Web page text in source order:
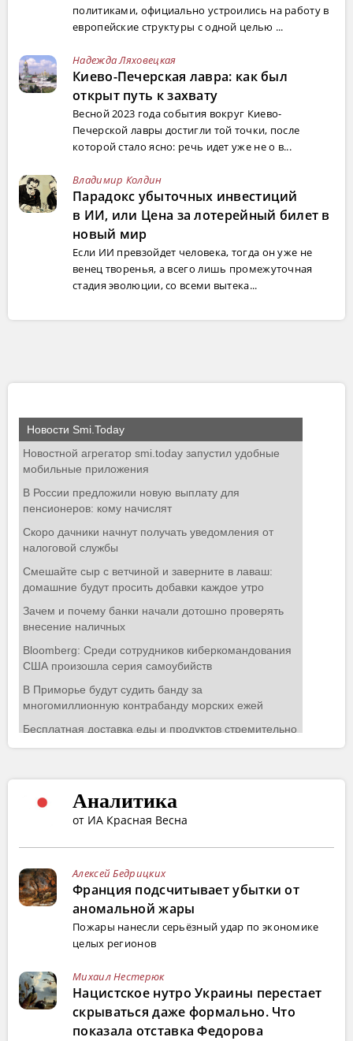
политиками, официально устроились на работу в
европейские структуры с одной целью ...
Надежда Ляховецкая
Киево-Печерская лавра: как был
открыт путь к захвату
Весной 2023 года события вокруг Киево-
Печерской лавры достигли той точки, после
которой стало ясно: речь идет уже не о в...
Владимир Колдин
Парадокс убыточных инвестиций
в ИИ, или Цена за лотерейный билет в
новый мир
Если ИИ превзойдет человека, тогда он уже не
венец творенья, а всего лишь промежуточная
стадия эволюции, со всеми вытека...
Аналитика
от ИА Красная Весна
Алексей Бедрицких
Франция подсчитывает убытки от
аномальной жары
Пожары нанесли серьёзный удар по экономике
целых регионов
Михаил Нестерюк
Нацистское нутро Украины перестает
скрываться даже формально. Что
показала отставка Федорова